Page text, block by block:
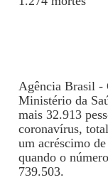
Agência Brasil -
Ministério da
mais 32.913
coronavírus,
um acréscimo
quando o
739.503.